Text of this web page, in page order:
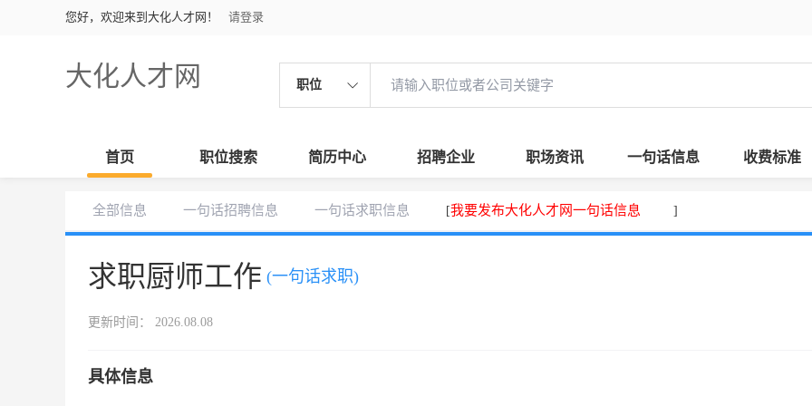
您好，欢迎来到大化人才网！ 请登录
大化人才网 职位
首页 职位搜索 简历中心 招聘企业 职场资讯 一句话信息 收费标准
全部信息 一句话招聘信息 一句话求职信息 [我要发布大化人才网一句话信息 ]
求职厨师工作 (一句话求职)
更新时间： 2026.08.08
具体信息